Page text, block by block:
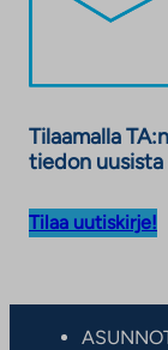
Tilaamalla
tiedon
Tilaa uutiskirje!